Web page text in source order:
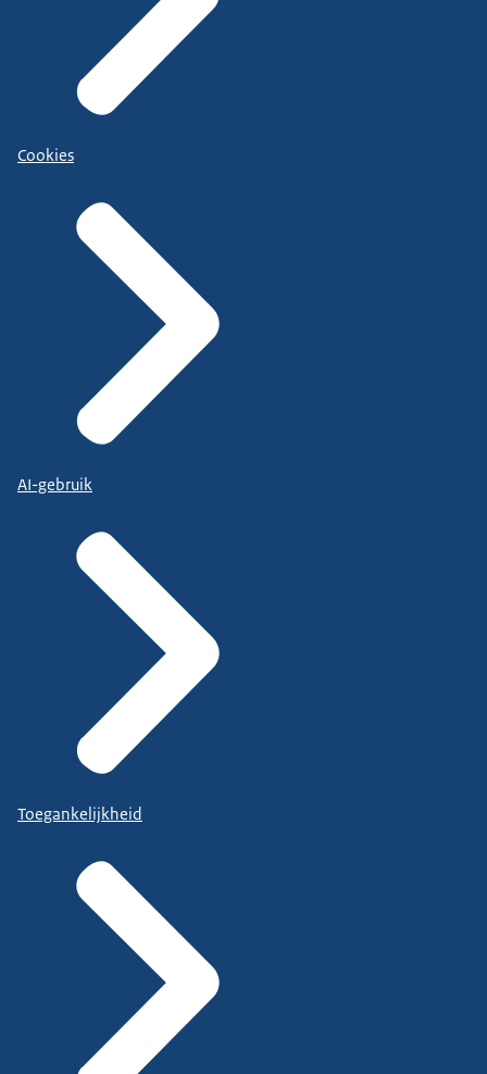
Cookies
AI-gebruik
Toegankelijkheid